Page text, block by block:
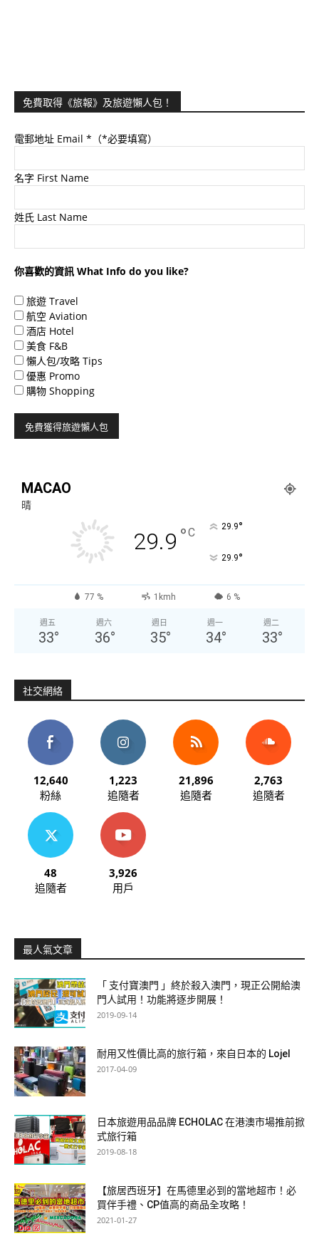
免費取得《旅報》及旅遊懶人包！
電郵地址 Email *（*必要填寫）
名字 First Name
姓氏 Last Name
你喜歡的資訊 What Info do you like?
旅遊 Travel
航空 Aviation
酒店 Hotel
美食 F&B
懶人包/攻略 Tips
優惠 Promo
購物 Shopping
MACAO
晴
29.9 °C 29.9°
29.9°
77 % 1kmh 6 %
週五
33°
週六
36°
週日
35°
週一
34°
週二
33°
社交網絡
12,640
粉絲
1,223
追隨者
21,896
追隨者
2,763
追隨者
48
追隨者
3,926
用戶
最人氣文章
「 支付寶澳門 」終於殺入澳門，現正公開給澳
門人試用！功能將逐步開展！
2019-09-14
耐用又性價比高的旅行箱，來自日本的 Lojel
2017-04-09
日本旅遊用品品牌 ECHOLAC 在港澳市場推前掀
式旅行箱
2019-08-18
【旅居西班牙】在馬德里必到的當地超市！必
買伴手禮、CP值高的商品全攻略！
2021-01-27